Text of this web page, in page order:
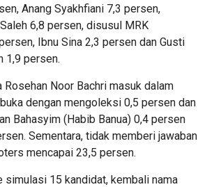
Anang Syakhfiani 7,3 persen,
6,8 persen, disusul MRK
Ibnu Sina 2,3 persen dan Gusti
1,9 persen.
Rosehan Noor Bachri masuk dalam
dengan mengoleksi 0,5 persen dan
Bahasyim (Habib Banua) 0,4 persen
Sementara, tidak memberi jawaban
mencapai 23,5 persen.
simulasi 15 kandidat, kembali nama